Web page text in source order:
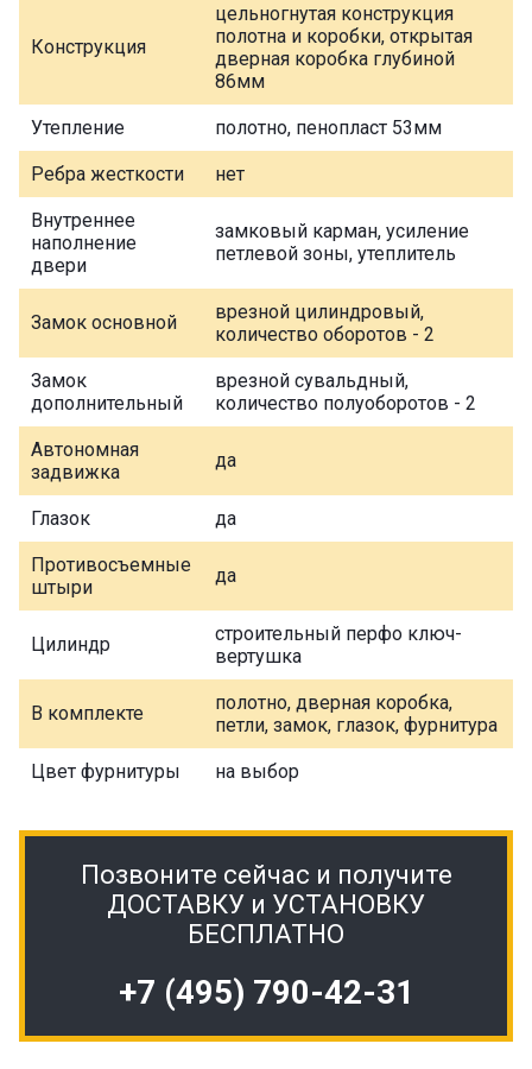
Конструкция
цельногнутая конструкция
полотна и коробки, открытая
дверная коробка глубиной
86мм
Утепление полотно, пенопласт 53мм
Ребра жесткости нет
Внутреннее
наполнение
двери
замковый карман, усиление
петлевой зоны, утеплитель
Замок основной
врезной цилиндровый,
количество оборотов - 2
Замок
дополнительный
врезной сувальдный,
количество полуоборотов - 2
Автономная
задвижка
да
Глазок да
Противосъемные
штыри
да
Цилиндр
строительный перфо ключ-
вертушка
В комплекте
полотно, дверная коробка,
петли, замок, глазок, фурнитура
Цвет фурнитуры на выбор
Позвоните сейчас и получите
ДОСТАВКУ и УСТАНОВКУ
БЕСПЛАТНО
+7 (495) 790-42-31